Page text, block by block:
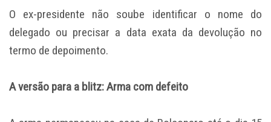
O ex-presidente não soube identificar o nome do
delegado ou precisar a data exata da devolução no
termo de depoimento.
A versão para a blitz: Arma com defeito